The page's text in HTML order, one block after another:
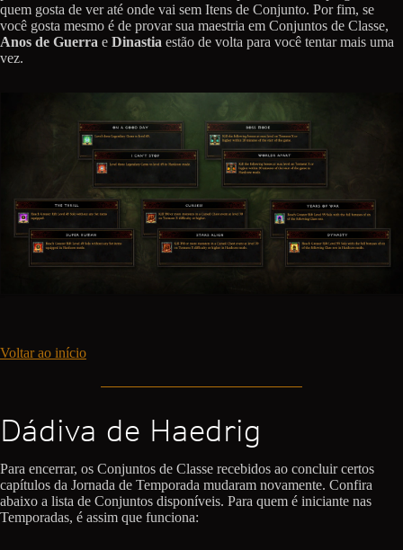
quem gosta de ver até onde vai sem Itens de Conjunto. Por fim, se
você gosta mesmo é de provar sua maestria em Conjuntos de Classe,
Anos de Guerra e Dinastia estão de volta para você tentar mais uma
vez.
Voltar ao início
Dádiva de Haedrig
Para encerrar, os Conjuntos de Classe recebidos ao concluir certos
capítulos da Jornada de Temporada mudaram novamente. Confira
abaixo a lista de Conjuntos disponíveis. Para quem é iniciante nas
Temporadas, é assim que funciona: